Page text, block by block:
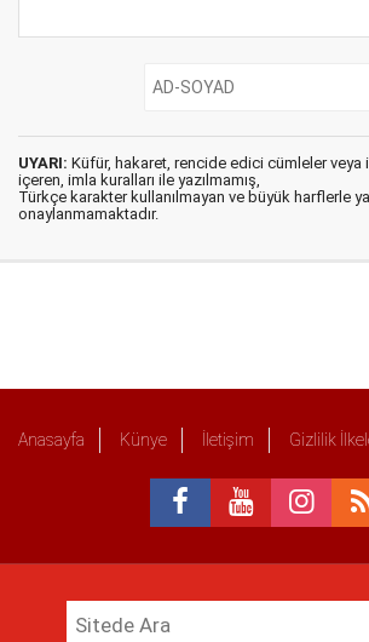
UYARI: Küfür, hakaret, rencide edici cümleler veya
içeren, imla kuralları ile yazılmamış,
Türkçe karakter kullanılmayan ve büyük harflerle
onaylanmamaktadır.
Anasayfa Künye İletişim Gizlilik